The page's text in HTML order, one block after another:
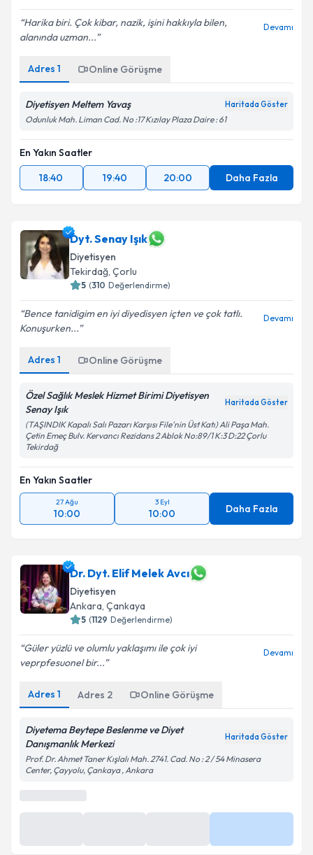
Kişisel verilerimin işlenmesine ilişkin
Metni'ni okudum ve kişisel verilerimin belirtilen
Takvim Talebini Gönder
Harika biri. Çok kibar, nazik, işini hakkıyla bilen,
alanında uzman...
Devamı
Adres 1 Online Görüşme
Diyetisyen Meltem Yavaş Haritada Göster
Odunluk Mah. Liman Cad. No :17 Kızılay Plaza Daire : 61
En Yakın Saatler
18:40
19:40 20:00 Daha Fazla
Dyt. Senay Işık
Diyetisyen
Tekirdağ, Çorlu
5 (310 Değerlendirme)
Bence tanidigim en iyi diyedisyen içten ve çok tatlı.
Konuşurken...
Devamı
Adres 1 Online Görüşme
Özel Sağlık Meslek Hizmet Birimi Diyetisyen
Senay Işık
Haritada Göster
(TAŞINDIK Kapalı Salı Pazarı Karşısı File'nin Üst Katı) Ali Paşa Mah.
Çetin Emeç Bulv. Kervancı Rezidans 2 Ablok No:89/1 K:3 D:22 Çorlu
Tekirdağ
En Yakın Saatler
27 Ağu
10:00
3 Eyl
10:00 Daha Fazla
Dr. Dyt. Elif Melek Avcı
Diyetisyen
Ankara, Çankaya
5 (1129 Değerlendirme)
Güler yüzlü ve olumlu yaklaşımı ile çok iyi
veprpfesuonel bir...
Devamı
Adres 1 Adres 2 Online Görüşme
Diyetema Beytepe Beslenme ve Diyet
Danışmanlık Merkezi
Haritada Göster
Prof. Dr. Ahmet Taner Kışlalı Mah. 2741. Cad. No : 2 / 54 Minasera
Center, Çayyolu, Çankaya , Ankara